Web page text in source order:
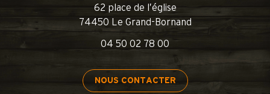
62 place de l’église
74450 Le Grand-Bornand
04 50 02 78 00
NOUS CONTACTER